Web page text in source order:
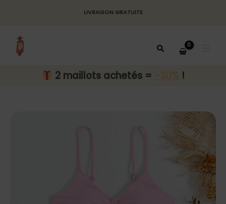
contenu
LIVRAISON GRATUITE
2 maillots achetés = !